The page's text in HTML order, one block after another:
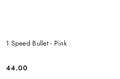
1 Speed Bullet - Pink
Cena:
44.00